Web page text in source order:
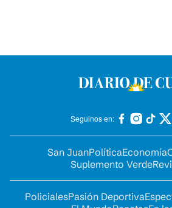
Seguinos en:
San JuanPolíticaEconomía
Suplemento Verde
PolicialesPasión Deportiva